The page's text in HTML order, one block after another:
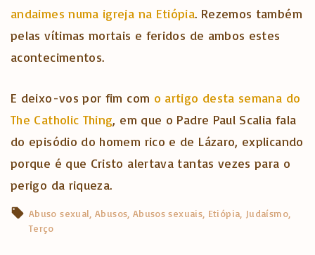
andaimes numa igreja na Etiópia. Rezemos também
pelas vítimas mortais e feridos de ambos estes
acontecimentos.
E deixo-vos por fim com o artigo desta semana do
The Catholic Thing, em que o Padre Paul Scalia fala
do episódio do homem rico e de Lázaro, explicando
porque é que Cristo alertava tantas vezes para o
perigo da riqueza.
Abuso sexual Abusos Abusos sexuais Etiópia Judaísmo
Terço